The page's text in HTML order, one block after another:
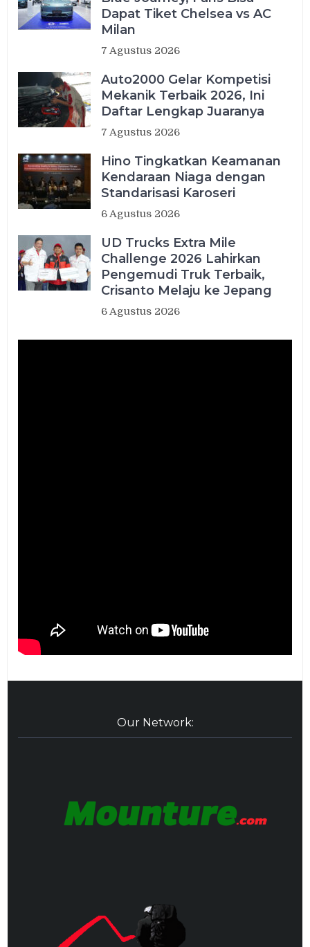
Dapat Tiket Chelsea vs AC
Milan
7 Agustus 2026
Auto2000 Gelar Kompetisi
Mekanik Terbaik 2026, Ini
Daftar Lengkap Juaranya
7 Agustus 2026
Hino Tingkatkan Keamanan
Kendaraan Niaga dengan
Standarisasi Karoseri
6 Agustus 2026
UD Trucks Extra Mile
Challenge 2026 Lahirkan
Pengemudi Truk Terbaik,
Crisanto Melaju ke Jepang
6 Agustus 2026
Our Network: